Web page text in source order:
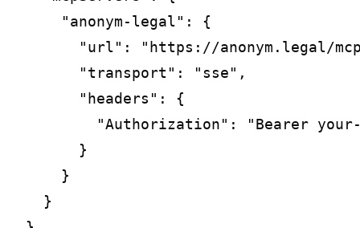
    "anonym-legal": {
"url": "https://anonym.legal/
      "transport": "sse",
      "headers": {
"Authorization": "Bearer
      }
    }
  }